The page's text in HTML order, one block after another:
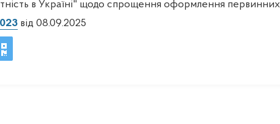
в Україні" щодо спрощення оформлення
від 08.09.2025